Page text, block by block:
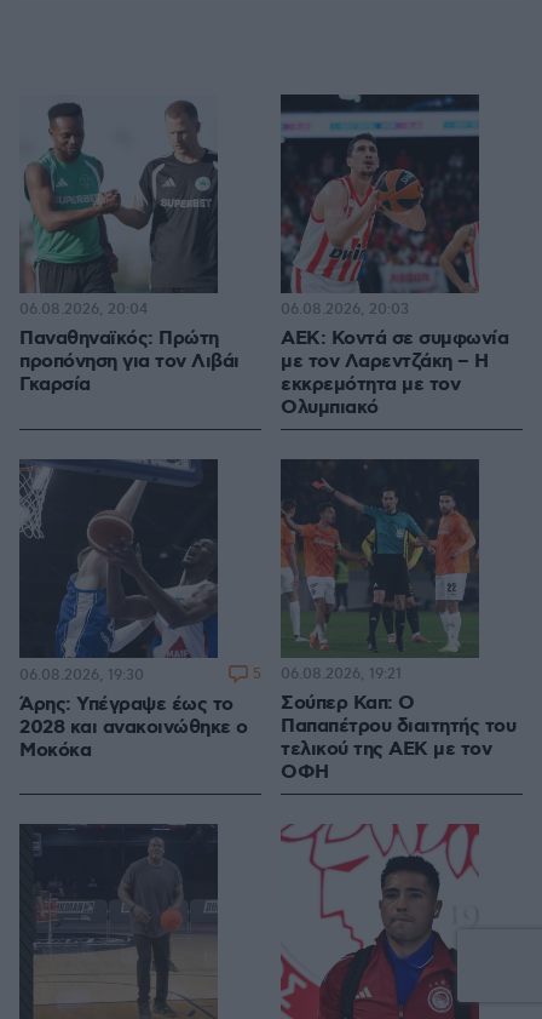
Παναθηναϊκός: Πρώτη
προπόνηση για τον Λιβάι
Γκαρσία
06.08.2026, 20:04
ΑΕΚ: Κοντά σε συμφωνία
με τον Λαρεντζάκη – Η
εκκρεμότητα με τον
Ολυμπιακό
06.08.2026, 20:03
Άρης: Υπέγραψε έως το
2028 και ανακοινώθηκε ο
Μοκόκα
06.08.2026, 19:30 5
Σούπερ Καπ: Ο
Παπαπέτρου διαιτητής του
τελικού της ΑΕΚ με τον
ΟΦΗ
06.08.2026, 19:21